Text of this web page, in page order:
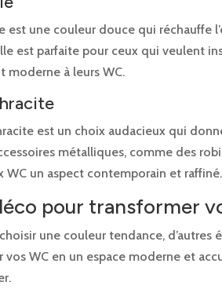
est une couleur douce qui réchauffe
est parfaite pour ceux qui veulent
moderne à leurs WC.
est un choix audacieux qui
métalliques, comme des
WC un aspect contemporain et raffiné.
pour transformer
une couleur tendance,
vos WC en un espace moderne et